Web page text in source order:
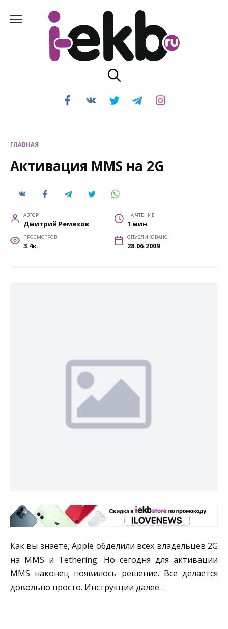
содержанию
ГЛАВНАЯ
Активация MMS на 2G
АВТОР
Дмитрий Ремезов
НА ЧТЕНИЕ
1 мин
ПРОСМОТРОВ
3.4к.
ОПУБЛИКОВАНО
28.06.2009
Как вы знаете, Apple обделили всех владельцев 2G
на MMS и Tethering. Но сегодня для активации
MMS наконец появилось решение. Все делается
довольно просто. Инструкции далее…